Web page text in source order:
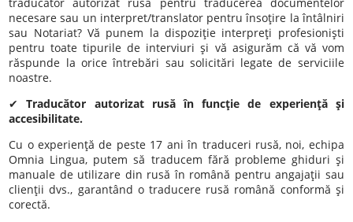
necesare sau un interpret/translator pentru însoţire la întâlniri
sau Notariat? Vă punem la dispoziţie interpreţi profesionişti
pentru toate tipurile de interviuri şi vă asigurăm că vă vom
răspunde la orice întrebări sau solicitări legate de serviciile
noastre.
✔
Traducător autorizat rusă în funcţie de experienţă şi
accesibilitate.
Cu o experienţă de peste 17 ani în traduceri rusă, noi, echipa
Omnia Lingua, putem să traducem fără probleme ghiduri şi
manuale de utilizare din rusă în română pentru angajaţii sau
clienţii dvs., garantând o traducere rusă română conformă şi
corectă.